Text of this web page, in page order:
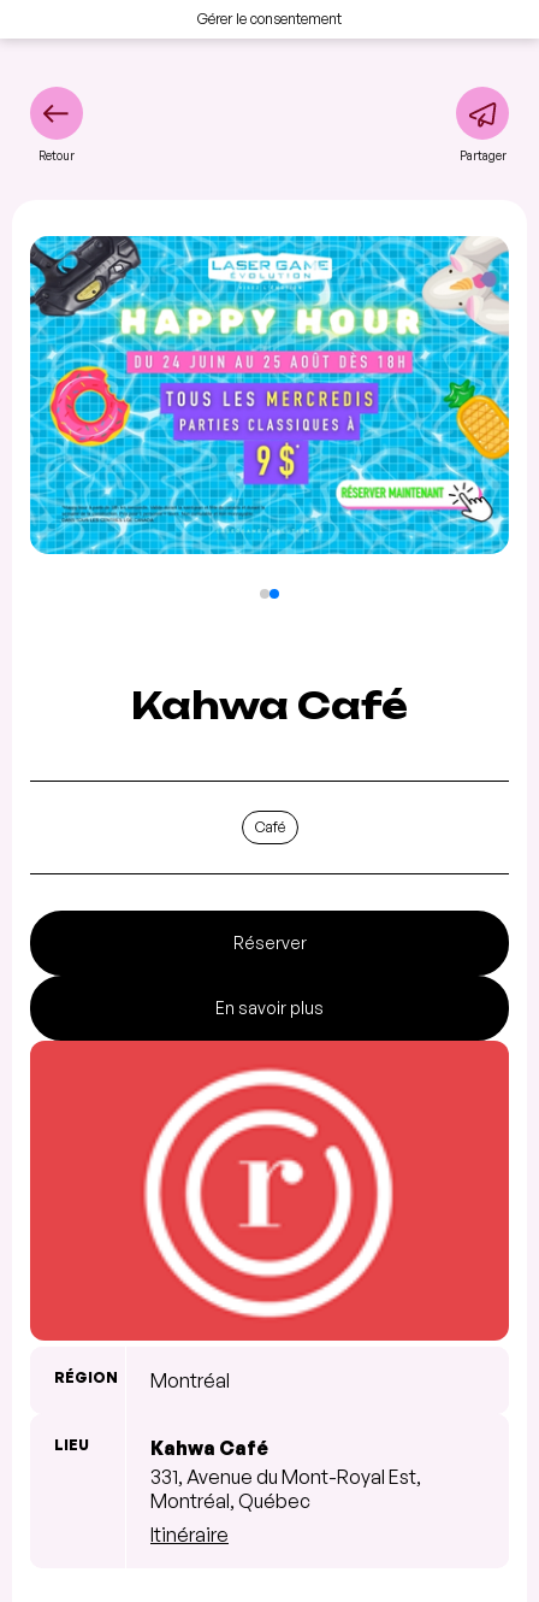
Gérer le consentement
Retour Partager
Kahwa Café
Café
Réserver
En savoir plus
RÉGION Montréal
LIEU
Kahwa Café
331, Avenue du Mont-Royal Est,
Montréal, Québec
Itinéraire